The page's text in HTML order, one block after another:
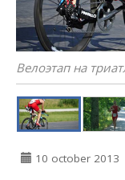
Велоэтап на
10 october 2013